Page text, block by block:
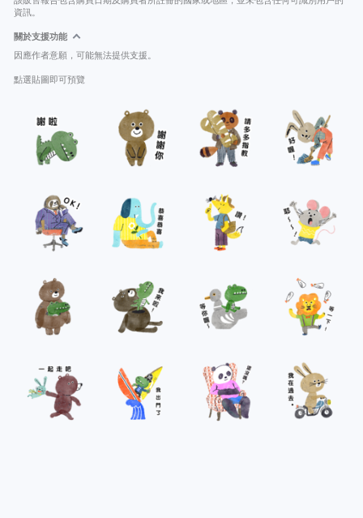
資訊。
關於支援功能
因應作者意願，可能無法提供支援。
點選貼圖即可預覽